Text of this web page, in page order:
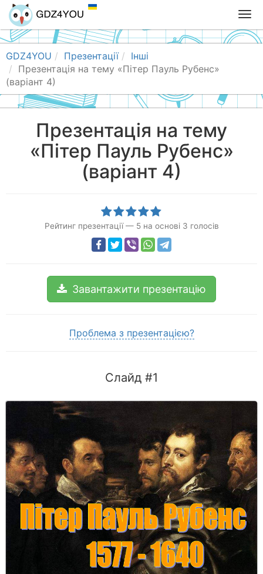
T
o
g
n
a
GDZ4YOU Презентації
Інші
Презентація на тему «Пітер Пауль Рубенс»
(варіант 4)
Презентація на тему
«Пітер Пауль Рубенс»
(варіант 4)
Рейтинг презентації — 5на основі 3 голосів
Завантажити презентацію
Проблема з презентацією?
Слайд #1